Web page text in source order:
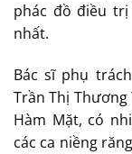
phác đồ điều
nhất.
Bác sĩ phụ
Trần Thị
Hàm Mặt, có
các ca niềng